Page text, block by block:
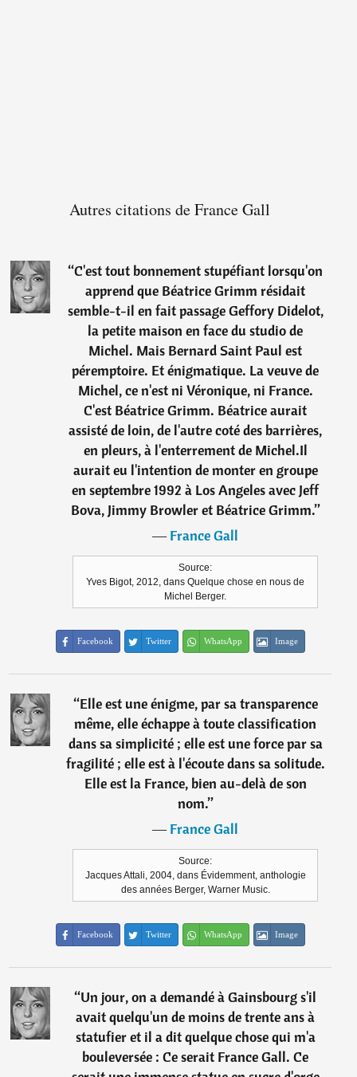
Autres citations de France Gall
“C'est tout bonnement stupéfiant lorsqu'on
apprend que Béatrice Grimm résidait
semble-t-il en fait passage Geffory Didelot,
la petite maison en face du studio de
Michel. Mais Bernard Saint Paul est
péremptoire. Et énigmatique. La veuve de
Michel, ce n'est ni Véronique, ni France.
C'est Béatrice Grimm. Béatrice aurait
assisté de loin, de l'autre coté des barrières,
en pleurs, à l'enterrement de Michel.Il
aurait eu l'intention de monter en groupe
en septembre 1992 à Los Angeles avec Jeff
Bova, Jimmy Browler et Béatrice Grimm.”
―France Gall
Source:
Yves Bigot, 2012, dans Quelque chose en nous de
Michel Berger.
Facebook Twitter WhatsApp Image
“Elle est une énigme, par sa transparence
même, elle échappe à toute classification
dans sa simplicité ; elle est une force par sa
fragilité ; elle est à l'écoute dans sa solitude.
Elle est la France, bien au-delà de son
nom.”
―France Gall
Source:
Jacques Attali, 2004, dans Évidemment, anthologie
des années Berger, Warner Music.
Facebook Twitter WhatsApp Image
“Un jour, on a demandé à Gainsbourg s'il
avait quelqu'un de moins de trente ans à
statufier et il a dit quelque chose qui m'a
bouleversée : Ce serait France Gall. Ce